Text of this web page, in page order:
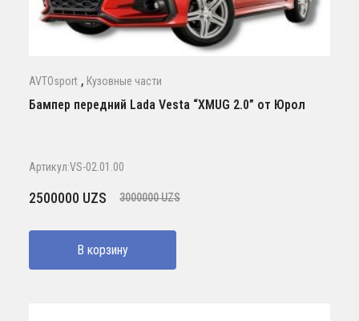
AVTOsport , Кузовные части
Бампер передний Lada Vesta “XMUG 2.0” от Юрол
Артикул:VS-02.01.00
3000000UZS
Первоначальная
составляла
3000000 UZS.
2500000 UZS
Текущая
2500000 UZS.
В корзину